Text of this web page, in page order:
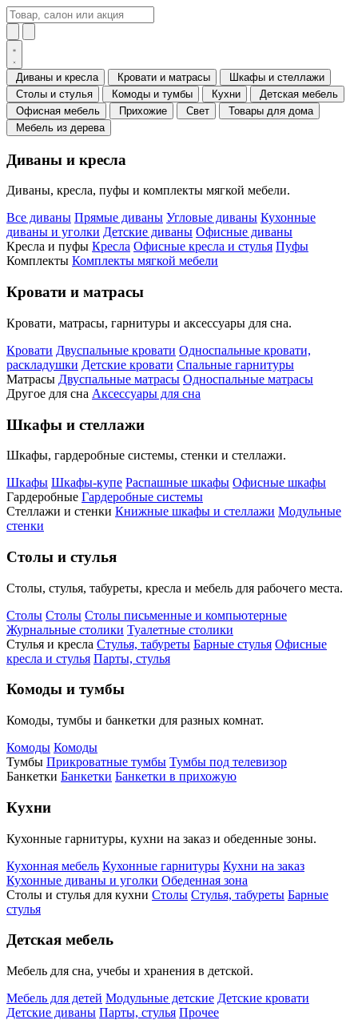
Диваны и кресла Кровати и матрасы
Шкафы и стеллажи
Столы и стулья
Комоды и тумбы Кухни
Детская мебель
Офисная мебель
Прихожие Свет
Товары для дома
Мебель из дерева
Диваны и кресла
Диваны, кресла, пуфы и комплекты мягкой мебели.
Все диваны Прямые диваны Угловые диваны Кухонные
диваны и уголки Детские диваны Офисные диваны
Кресла и пуфы Кресла Офисные кресла и стулья Пуфы
Комплекты Комплекты мягкой мебели
Кровати и матрасы
Кровати, матрасы, гарнитуры и аксессуары для сна.
Кровати Двуспальные кровати Односпальные кровати,
раскладушки Детские кровати Спальные гарнитуры
Матрасы Двуспальные матрасы Односпальные матрасы
Другое для сна Аксессуары для сна
Шкафы и стеллажи
Шкафы, гардеробные системы, стенки и стеллажи.
Шкафы Шкафы-купе Распашные шкафы Офисные шкафы
Гардеробные Гардеробные системы
Стеллажи и стенки Книжные шкафы и стеллажи Модульные
стенки
Столы и стулья
Столы, стулья, табуреты, кресла и мебель для рабочего места.
Столы Столы Столы письменные и компьютерные
Журнальные столики Туалетные столики
Стулья и кресла Стулья, табуреты Барные стулья Офисные
кресла и стулья Парты, стулья
Комоды и тумбы
Комоды, тумбы и банкетки для разных комнат.
Комоды Комоды
Тумбы Прикроватные тумбы Тумбы под телевизор
Банкетки Банкетки Банкетки в прихожую
Кухни
Кухонные гарнитуры, кухни на заказ и обеденные зоны.
Кухонная мебель Кухонные гарнитуры Кухни на заказ
Кухонные диваны и уголки Обеденная зона
Столы и стулья для кухни Столы Стулья, табуреты Барные
стулья
Детская мебель
Мебель для сна, учебы и хранения в детской.
Мебель для детей Модульные детские Детские кровати
Детские диваны Парты, стулья Прочее